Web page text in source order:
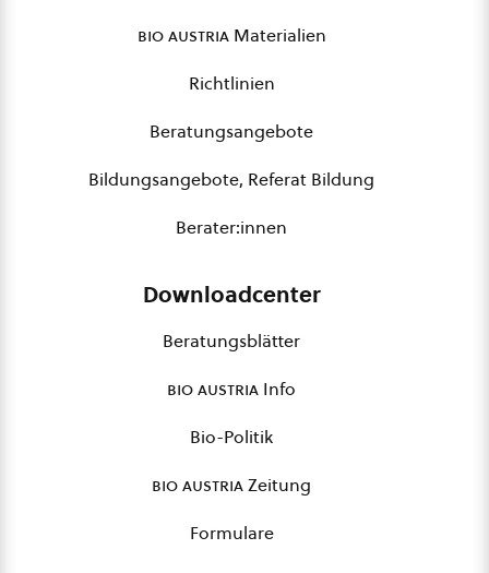
bio austriaMaterialien
Richtlinien
Beratungsangebote
Bildungsangebote, Referat Bildung
Berater:innen
Downloadcenter
Beratungsblätter
bio austria Info
Bio-Politik
bio austriaZeitung
Formulare